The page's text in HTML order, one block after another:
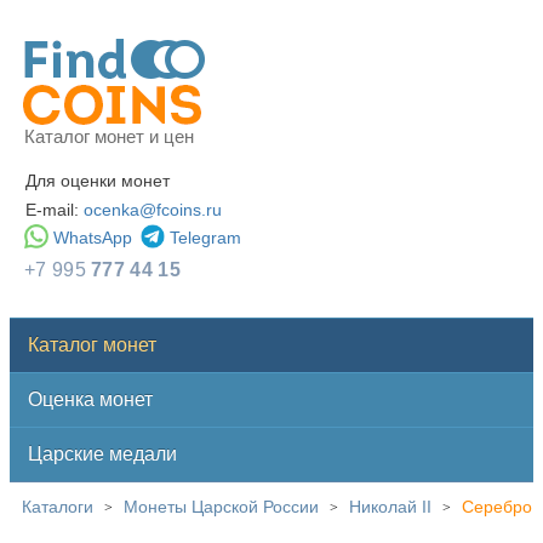
Каталог монет и цен
Для оценки монет
E-mail: ocenka@fcoins.ru
WhatsApp
Telegram
+7 995777 44 15
Каталог монет
Оценка монет
Царские медали
Каталоги > Монеты Царской России > Николай II > Серебро